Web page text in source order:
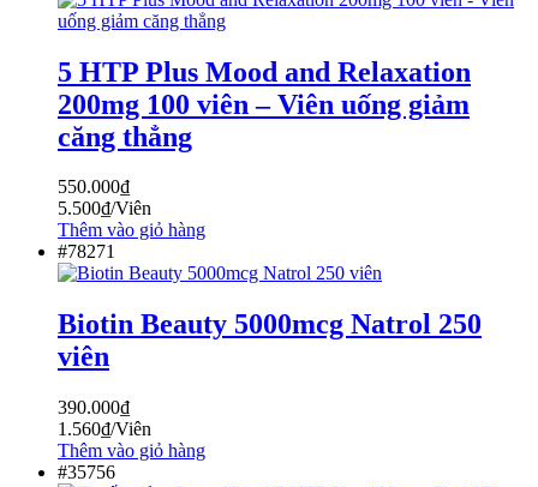
5 HTP Plus Mood and Relaxation
200mg 100 viên – Viên uống giảm
căng thẳng
550.000₫
5.500₫/Viên
Thêm vào giỏ hàng
#78271
Biotin Beauty 5000mcg Natrol 250
viên
390.000₫
1.560₫/Viên
Thêm vào giỏ hàng
#35756